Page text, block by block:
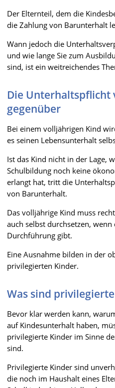
Der Elternteil, dem die
die Zahlung von Barunterhalt
Wann jedoch die
und wie lange Sie zum
sind, ist ein weitreichendes
Die
gegenüber
Bei einem volljährigen Kind
es seinen Lebensunterhalt
Ist das Kind nicht in der Lage,
Schulbildung noch keine
erlangt hat, tritt die
von Barunterhalt.
Das volljährige Kind muss
auch selbst durchsetzen,
Durchführung gibt.
Eine Ausnahme bilden in der
privilegierten Kinder.
Was sind
Bevor klar werden kann,
auf Kindesunterhalt haben,
privilegierte Kinder im Sinne
sind.
Privilegierte Kinder sind
die noch im Haushalt eines